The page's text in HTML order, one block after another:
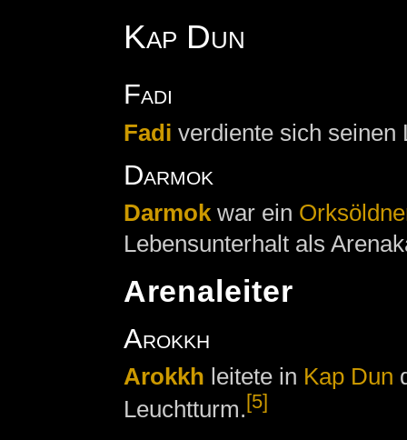
Kap Dun
Fadi
Fadi verdiente sich seinen
Darmok
Darmokwar ein
Lebensunterhalt als
Arenaleiter
Arokkh
Arokkh leitete in Kap Dun
Leuchtturm. [5]